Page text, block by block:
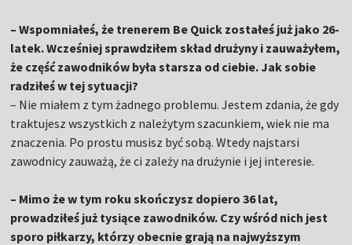
– Wspomniałeś, że trenerem Be Quick zostałeś już jako 26-
latek. Wcześniej sprawdziłem skład drużyny i zauważyłem,
że część zawodników była starsza od ciebie. Jak sobie
radziłeś w tej sytuacji?
– Nie miałem z tym żadnego problemu. Jestem zdania, że gdy
traktujesz wszystkich z należytym szacunkiem, wiek nie ma
znaczenia. Po prostu musisz być sobą. Wtedy najstarsi
zawodnicy zauważą, że ci zależy na drużynie i jej interesie.
– Mimo że w tym roku skończysz dopiero 36 lat,
prowadziłeś już tysiące zawodników. Czy wśród nich jest
sporo piłkarzy, którzy obecnie grają na najwyższym